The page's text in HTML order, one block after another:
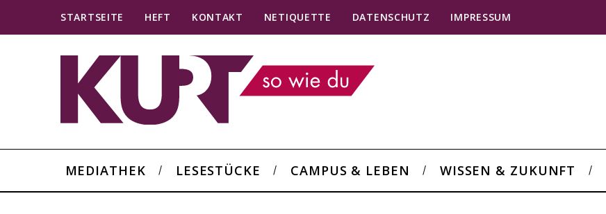
STARTSEITE HEFT KONTAKT NETIQUETTE DATENSCHUTZ IMPRESSUM
MEDIATHEK LESESTÜCKE CAMPUS & LEBEN WISSEN & ZUKUNFT